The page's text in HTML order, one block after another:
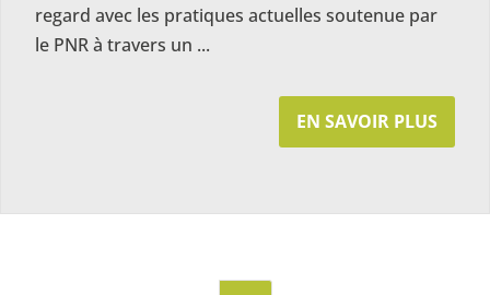
regard avec les pratiques actuelles soutenue par
le PNR à travers un ...
EN SAVOIR PLUS